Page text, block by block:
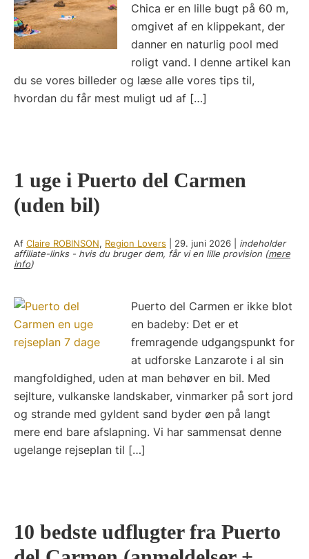
Chica er en lille bugt på 60 m,
omgivet af en klippekant, der
danner en naturlig pool med
roligt vand. I denne artikel kan
du se vores billeder og læse alle vores tips til,
hvordan du får mest muligt ud af […]
1 uge i Puerto del Carmen
(uden bil)
Af Claire ROBINSON, Region Lovers 29. juni 2026
indeholder
affiliate-links - hvis du bruger dem, får vi en lille provision (mere
info)
Puerto del Carmen er ikke blot
en badeby: Det er et
fremragende udgangspunkt for
at udforske Lanzarote i al sin
mangfoldighed, uden at man behøver en bil. Med
sejlture, vulkanske landskaber, vinmarker på sort jord
og strande med gyldent sand byder øen på langt
mere end bare afslapning. Vi har sammensat denne
ugelange rejseplan til […]
10 bedste udflugter fra Puerto